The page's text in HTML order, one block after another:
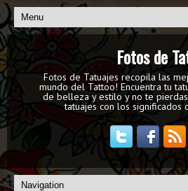
Fotos de
Fotos de Tatuajes recopila las
mundo del Tattoo! Encuentra tu
de belleza y estilo y no te
tatuajes con los significados